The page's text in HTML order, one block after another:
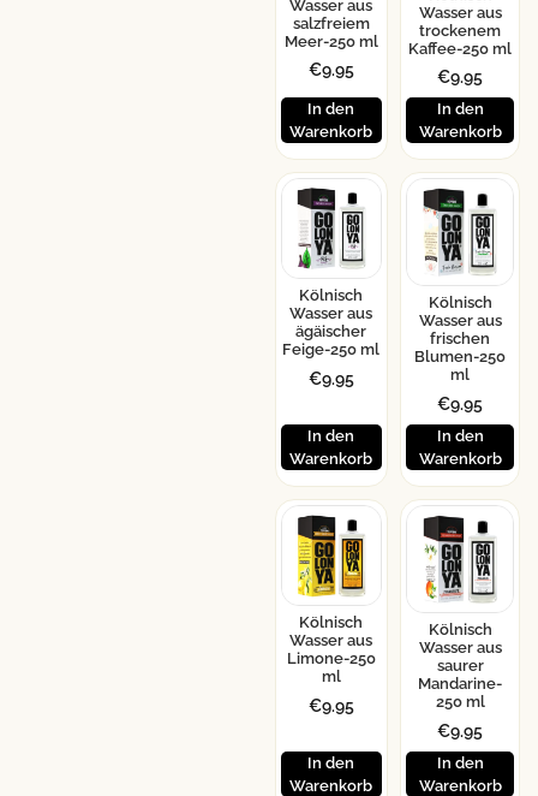
Wasser aus
salzfreiem
Meer-250 ml
€9.95
In den
Warenkorb
Wasser aus
trockenem
Kaffee-250 ml
€9.95
In den
Warenkorb
Kölnisch
Wasser aus
ägäischer
Feige-250 ml
€9.95
In den
Warenkorb
Kölnisch
Wasser aus
frischen
Blumen-250
ml
€9.95
In den
Warenkorb
Kölnisch
Wasser aus
Limone-250
ml
€9.95
In den
Warenkorb
Kölnisch
Wasser aus
saurer
Mandarine-
250 ml
€9.95
In den
Warenkorb